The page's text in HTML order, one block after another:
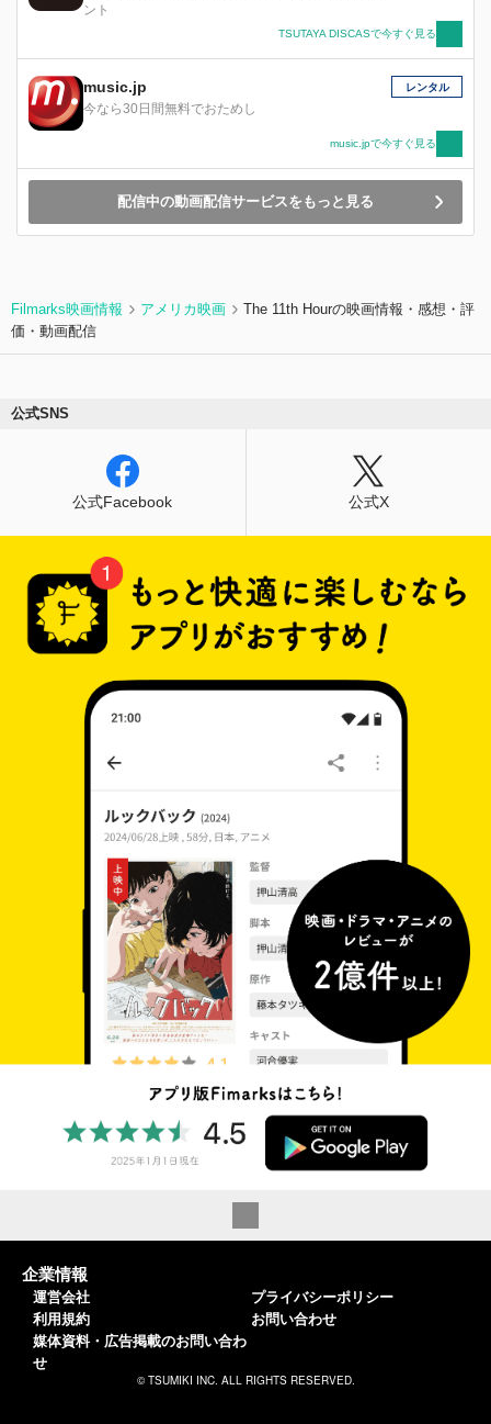
ント
TSUTAYA DISCASで今すぐ見る
music.jp
今なら30日間無料でおためし
レンタル
music.jpで今すぐ見る
配信中の動画配信サービスをもっと見る
Filmarks映画情報 アメリカ映画
The 11th Hourの映画情報・感想・評
価・動画配信
公式SNS
公式Facebook 公式X
企業情報
運営会社
利用規約
媒体資料・広告掲載のお問い合わ
せ
プライバシーポリシー
お問い合わせ
© TSUMIKI INC. ALL RIGHTS RESERVED.